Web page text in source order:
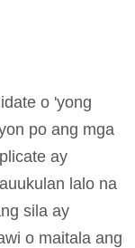
o 'yong
po ang mga
ay
lalo na
sila ay
o maitala ang